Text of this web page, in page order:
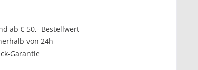
ab € 50,- Bestellwert
von 24h
Garantie